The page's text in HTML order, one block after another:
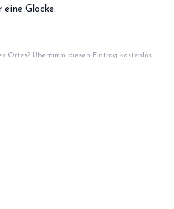
Glocke.
Ortes? Übernimm diesen Eintrag kostenlos